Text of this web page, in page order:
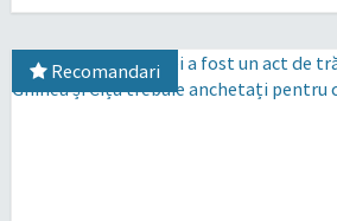
Recomandari